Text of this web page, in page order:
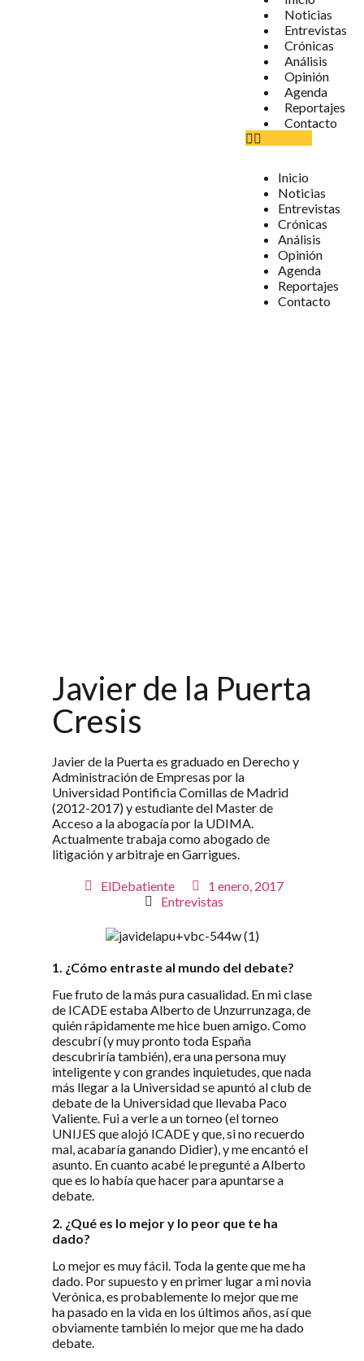
Noticias
Entrevistas
Crónicas
Análisis
Opinión
Agenda
Reportajes
Contacto
Inicio
Noticias
Entrevistas
Crónicas
Análisis
Opinión
Agenda
Reportajes
Contacto
Javier de la Puerta
Cresis
Javier de la Puerta es graduado en Derecho y
Administración de Empresas por la
Universidad Pontificia Comillas de Madrid
(2012-2017) y estudiante del Master de
Acceso a la abogacía por la UDIMA.
Actualmente trabaja como abogado de
litigación y arbitraje en Garrigues.
ElDebatiente
1 enero, 2017
Entrevistas
1. ¿Cómo entraste al mundo del debate?
Fue fruto de la más pura casualidad. En mi clase
de ICADE estaba Alberto de Unzurrunzaga, de
quién rápidamente me hice buen amigo. Como
descubrí (y muy pronto toda España
descubriría también), era una persona muy
inteligente y con grandes inquietudes, que nada
más llegar a la Universidad se apuntó al club de
debate de la Universidad que llevaba Paco
Valiente. Fui a verle a un torneo (el torneo
UNIJES que alojó ICADE y que, si no recuerdo
mal, acabaría ganando Didier), y me encantó el
asunto. En cuanto acabé le pregunté a Alberto
que es lo había que hacer para apuntarse a
debate.
2. ¿Qué es lo mejor y lo peor que te ha
dado?
Lo mejor es muy fácil. Toda la gente que me ha
dado. Por supuesto y en primer lugar a mi novia
Verónica, es probablemente lo mejor que me
ha pasado en la vida en los últimos años, así que
obviamente también lo mejor que me ha dado
debate.